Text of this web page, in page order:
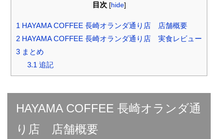
目次 [hide]
1 HAYAMA COFFEE 長崎オランダ通り店 店舗概要
2 HAYAMA COFFEE 長崎オランダ通り店 実食レビュー
3 まとめ
3.1 追記
HAYAMA COFFEE 長崎オランダ通
り店 店舗概要